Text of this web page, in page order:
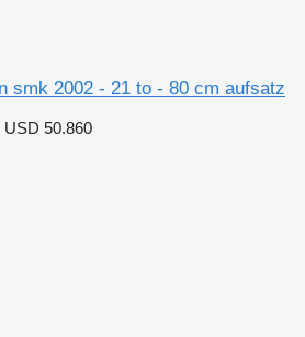
smk 2002 - 21 to - 80 cm aufsatz
USD 50.860